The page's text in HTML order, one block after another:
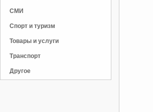
СМИ
Спорт и туризм
Товары и услуги
Транспорт
Другое